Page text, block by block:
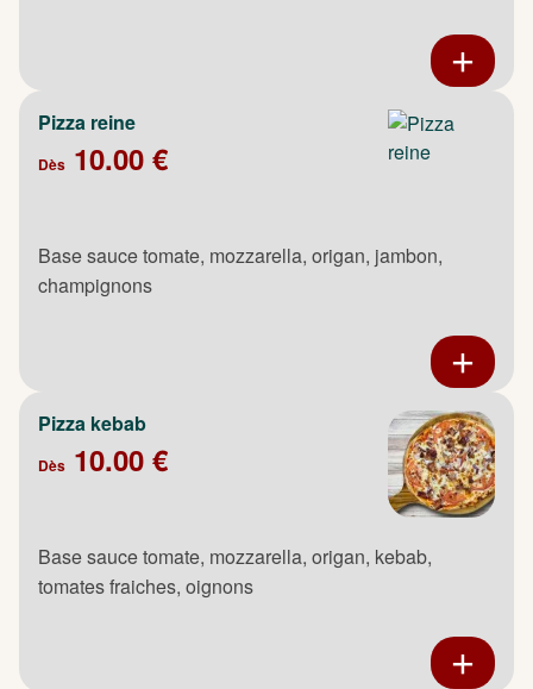
Pizza reine
Dès 10.00 €
Base sauce tomate, mozzarella, origan, jambon,
champignons
Pizza kebab
Dès 10.00 €
Base sauce tomate, mozzarella, origan, kebab,
tomates fraiches, oignons